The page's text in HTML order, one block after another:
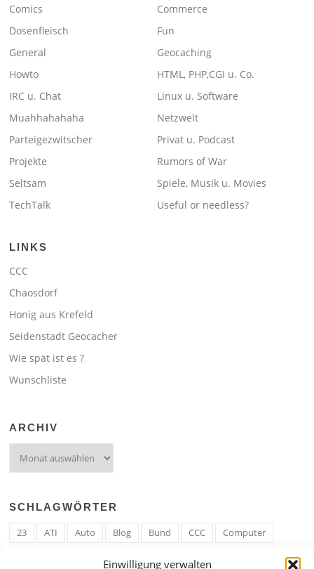
Einwilligung verwalten
Comics
Commerce
Dosenfleisch
Fun
General
Geocaching
Howto
HTML, PHP,CGI u. Co.
IRC u. Chat
Linux u. Software
Muahhahahaha
Netzwelt
Parteigezwitscher
Privat u. Podcast
Projekte
Rumors of War
Seltsam
Spiele, Musik u. Movies
TechTalk
Useful or needless?
LINKS
CCC
Chaosdorf
Honig aus Krefeld
Seidenstadt Geocacher
Wie spät ist es ?
Wunschliste
ARCHIV
SCHLAGWÖRTER
23 ATI Auto Blog Bund CCC
Computer